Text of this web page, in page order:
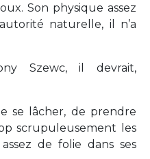
Son physique assez
naturelle, il n’a
Szewc, il devrait,
se lâcher, de prendre
scrupuleusement les
de folie dans ses